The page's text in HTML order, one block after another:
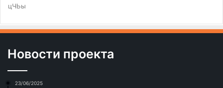
цЧЬы
Новости проекта
23/06/2025